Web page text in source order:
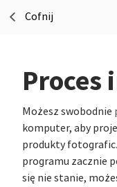
Cofnij
Proces
Możesz swobodnie
komputer, aby
produkty
programu zacznie
się nie stanie,